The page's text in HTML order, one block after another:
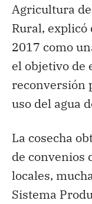
Agricultura
Rural, explicó
2017 como
el objetivo de
reconversión
uso del agua
La cosecha
de convenios
locales,
Sistema